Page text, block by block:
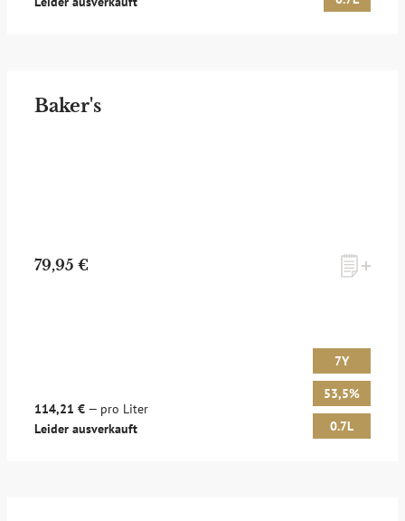
Baker's
79,95 €
114,21 € — pro Liter
Leider ausverkauft
7Y
53,5%
0.7L